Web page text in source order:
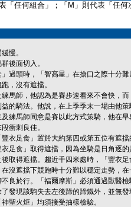
「任何組合」；「M」則代表「任何
慢。
後面切入。
過頭時，「智高星」在搶口之際十分
，沒有遮擋。
馬師，他認為是賽步速看來不會快，
的騎法。他說，在上季季末一場由他
練馬師同意是賽以此方式策騎，他在
衝刺良佳。
衣足食」置於大約第四或第五位有遮
足食」取得遮擋，因為坐騎是日角逐
取得遮擋。趨近千四米處時，「豐衣
沒遮擋下競跑時十分難以穩定走勢，
良於行。「福爾摩斯」必須通過獸醫
發現該駒失去左後蹄的蹄鐵外，並無
聖火炬」均須接受抽樣檢驗。